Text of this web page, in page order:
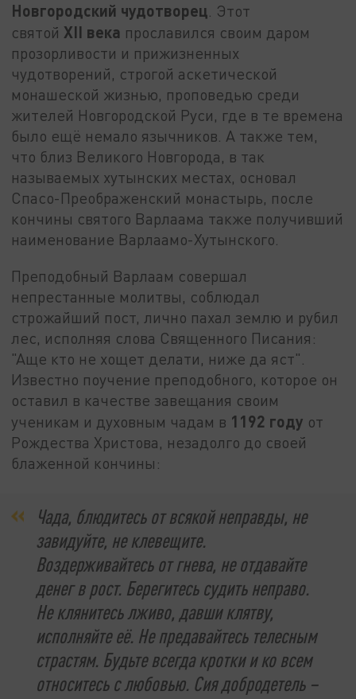
Новгородский чудотворец . Этот
святой XII века прославился своим даром
прозорливости и прижизненных
чудотворений, строгой аскетической
монашеской жизнью, проповедью среди
жителей Новгородской Руси, где в те времена
было ещё немало язычников. А также тем,
что близ Великого Новгорода, в так
называемых хутынских местах, основал
Спасо-Преображенский монастырь, после
кончины святого Варлаама также получивший
наименование Варлаамо-Хутынского.
Преподобный Варлаам совершал
непрестанные молитвы, соблюдал
строжайший пост, лично пахал землю и рубил
лес, исполняя слова Священного Писания:
"Аще кто не хощет делати, ниже да яст".
Известно поучение преподобного, которое он
оставил в качестве завещания своим
ученикам и духовным чадам в 1192 году от
Рождества Христова, незадолго до своей
блаженной кончины:
Чада, блюдитесь от всякой неправды, не
завидуйте, не клевещите.
Воздерживайтесь от гнева, не отдавайте
денег в рост. Берегитесь судить неправо.
Не клянитесь лживо, давши клятву,
исполняйте её. Не предавайтесь телесным
страстям. Будьте всегда кротки и ко всем
относитесь с любовью. Сия добродетель –